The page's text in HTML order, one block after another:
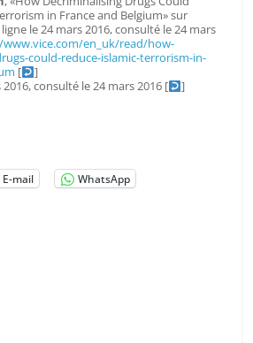
in France and Belgium» sur
le 24 mars 2016, consulté le 24 mars
en_uk/read/how-
could-reduce-islamic-terrorism-in-
[
]
consulté le 24 mars 2016 [ ]
E-mail
WhatsApp